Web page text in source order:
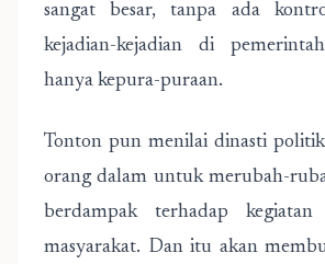
sangat besar, tanpa ada
kejadian-kejadian di
hanya kepura-puraan.
Tonton pun menilai dinasti
orang dalam untuk merubah-
berdampak terhadap
masyarakat. Dan itu akan